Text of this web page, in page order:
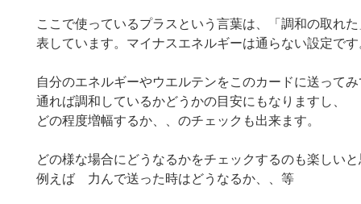
ここで使っているプラスという言葉は、「調和の取れ
表しています。マイナスエネルギーは通らない設定です
自分のエネルギーやウエルテンをこのカードに送って
通れば調和しているかどうかの目安にもなりますし、
どの程度増幅するか、、のチェックも出来ます。
どの様な場合にどうなるかをチェックするのも楽しい
例えば 力んで送った時はどうなるか、、等